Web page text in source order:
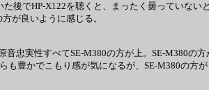
後でHP-X122を聴くと、まったく曇っていな
が良いように感じる。
忠実性すべてSE-M380の方が上。SE-M380の
豊かでこもり感が気になるが、SE-M380の方